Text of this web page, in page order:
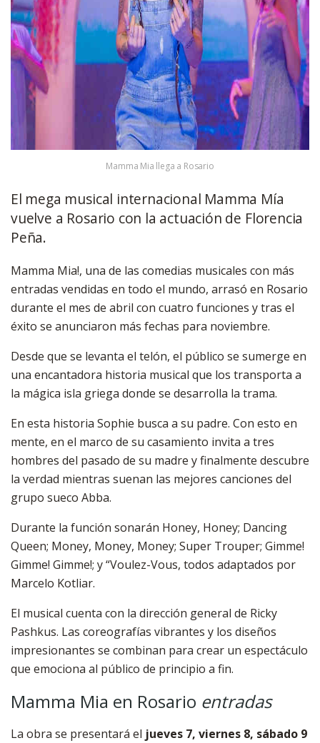
Mamma Mia llega a Rosario
El mega musical internacional Mamma Mía
vuelve a Rosario con la actuación de Florencia
Peña.
Mamma Mia!, una de las comedias musicales con más
entradas vendidas en todo el mundo, arrasó en Rosario
durante el mes de abril con cuatro funciones y tras el
éxito se anunciaron más fechas para noviembre.
Desde que se levanta el telón, el público se sumerge en
una encantadora historia musical que los transporta a
la mágica isla griega donde se desarrolla la trama.
En esta historia Sophie busca a su padre. Con esto en
mente, en el marco de su casamiento invita a tres
hombres del pasado de su madre y finalmente descubre
la verdad mientras suenan las mejores canciones del
grupo sueco Abba.
Durante la función sonarán Honey, Honey; Dancing
Queen; Money, Money, Money; Super Trouper; Gimme!
Gimme! Gimme!; y “Voulez-Vous, todos adaptados por
Marcelo Kotliar.
El musical cuenta con la dirección general de Ricky
Pashkus. Las coreografías vibrantes y los diseños
impresionantes se combinan para crear un espectáculo
que emociona al público de principio a fin.
Mamma Mia en Rosario entradas
La obra se presentará el jueves 7, viernes 8, sábado 9